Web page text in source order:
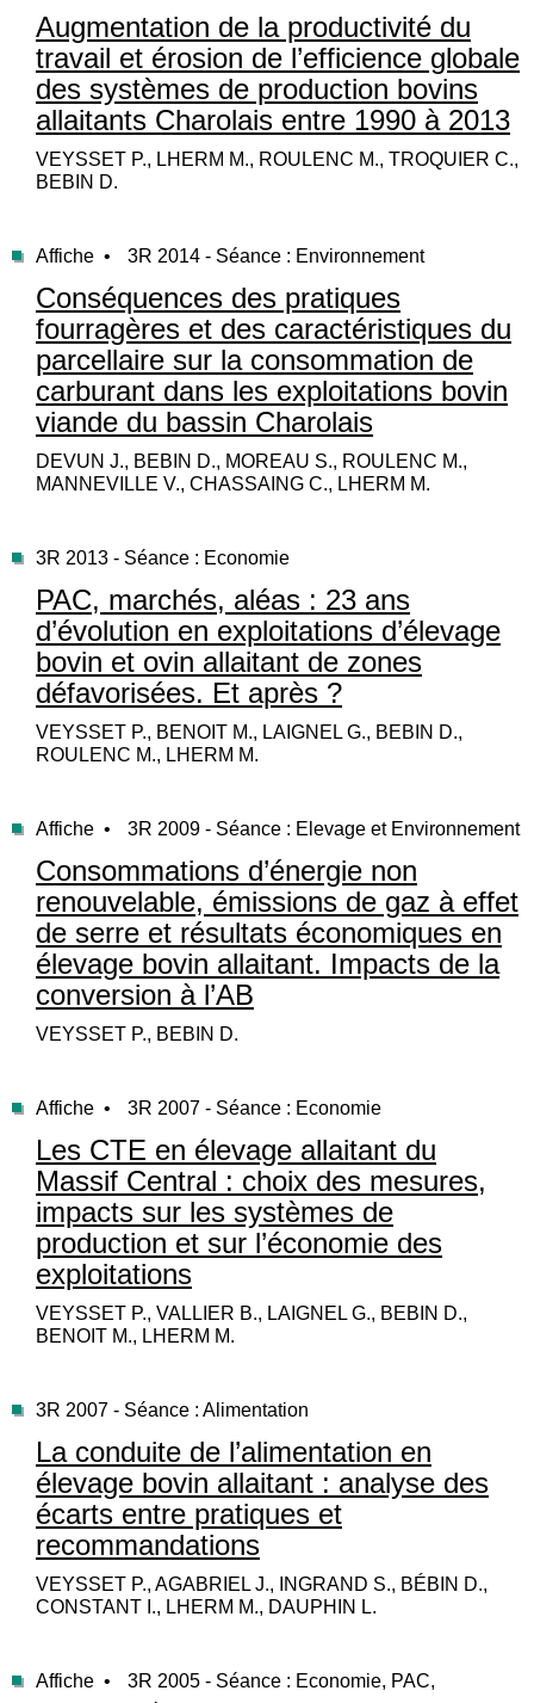
Augmentation de la productivité du
travail et érosion de l’efficience globale
des systèmes de production bovins
allaitants Charolais entre 1990 à 2013
VEYSSET P., LHERM M., ROULENC M., TROQUIER C.,
BEBIN D.
Affiche • 3R 2014 - Séance : Environnement
Conséquences des pratiques
fourragères et des caractéristiques du
parcellaire sur la consommation de
carburant dans les exploitations bovin
viande du bassin Charolais
DEVUN J., BEBIN D., MOREAU S., ROULENC M.,
MANNEVILLE V., CHASSAING C., LHERM M.
3R 2013 - Séance : Economie
PAC, marchés, aléas : 23 ans
d’évolution en exploitations d’élevage
bovin et ovin allaitant de zones
défavorisées. Et après ?
VEYSSET P., BENOIT M., LAIGNEL G., BEBIN D.,
ROULENC M., LHERM M.
Affiche • 3R 2009 - Séance : Elevage et Environnement
Consommations d’énergie non
renouvelable, émissions de gaz à effet
de serre et résultats économiques en
élevage bovin allaitant. Impacts de la
conversion à l’AB
VEYSSET P., BEBIN D.
Affiche • 3R 2007 - Séance : Economie
Les CTE en élevage allaitant du
Massif Central : choix des mesures,
impacts sur les systèmes de
production et sur l’économie des
exploitations
VEYSSET P., VALLIER B., LAIGNEL G., BEBIN D.,
BENOIT M., LHERM M.
3R 2007 - Séance : Alimentation
La conduite de l’alimentation en
élevage bovin allaitant : analyse des
écarts entre pratiques et
recommandations
VEYSSET P., AGABRIEL J., INGRAND S., BÉBIN D.,
CONSTANT I., LHERM M., DAUPHIN L.
Affiche •
3R 2005 - Séance : Economie, PAC,